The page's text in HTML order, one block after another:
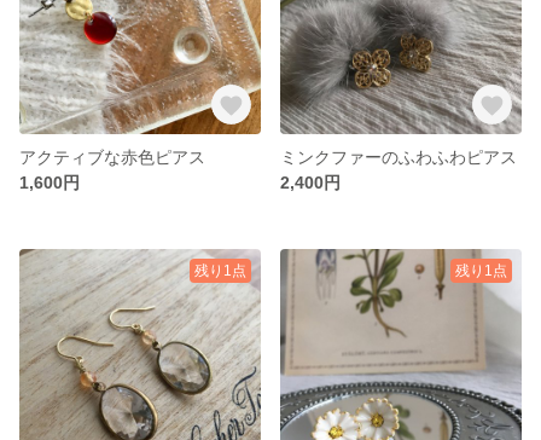
アクティブな赤色ピアス
1,600円
ミンクファーのふわふわピアス
2,400円
残り1点 残り1点